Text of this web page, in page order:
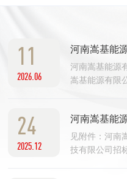
11
2026.06
河南嵩基能源
嵩基能源有限
24
2025.12
见附件：河南
技有限公司招